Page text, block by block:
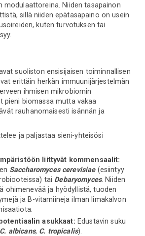
modulaattoreina. Niiden tasapainon
sillä niiden epätasapaino on usein
kuten turvotuksen tai
suoliston ensisijaisen toiminnallisen
erittäin herkän immuunijärjestelmän
ihmisen mikrobiomin
pieni biomassa mutta vakaa
rauhanomaisesti isännän ja
ja paljastaa sieni-yhteisösi
liittyvät kommensaalit:
Saccharomyces cerevisiae(esiintyy
tai Debaryomyces. Niiden
ohimenevää ja hyödyllistä, tuoden
ja B-vitamiineja ilman limakalvon
asukkaat: Edustavin suku
C. albicans, C. tropicalis).